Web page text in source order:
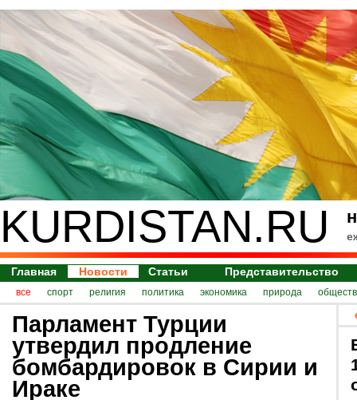
KURDISTAN.RU
Главная Новости Статьи Представительство
все спорт религия политика экономика природа
Парламент Турции
утвердил продление
бомбардировок в Сирии и
Ираке